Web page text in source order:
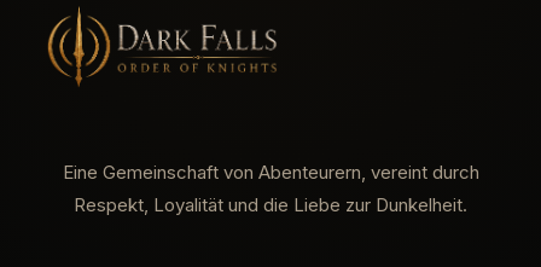
GILDE
Gemeinschaft, Unterstützung und echte
Freundschaften.
Eine Gemeinschaft von Abenteurern, vereint durch
Respekt, Loyalität und die Liebe zur Dunkelheit.